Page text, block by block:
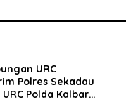
URC
Polres Sekadau
Polda Kalbar